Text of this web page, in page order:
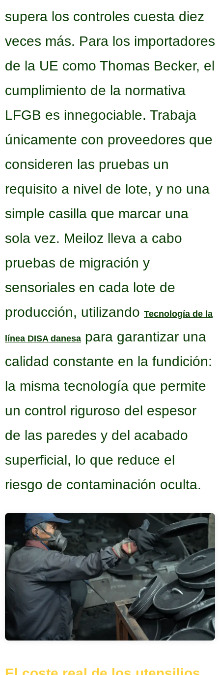
supera los controles cuesta diez
veces más. Para los importadores
de la UE como Thomas Becker, el
cumplimiento de la normativa
LFGB es innegociable. Trabaja
únicamente con proveedores que
consideren las pruebas un
requisito a nivel de lote, y no una
simple casilla que marcar una
sola vez. Meiloz lleva a cabo
pruebas de migración y
sensoriales en cada lote de
producción, utilizando Tecnología de la
línea DISA danesa para garantizar una
calidad constante en la fundición:
la misma tecnología que permite
un control riguroso del espesor
de las paredes y del acabado
superficial, lo que reduce el
riesgo de contaminación oculta.